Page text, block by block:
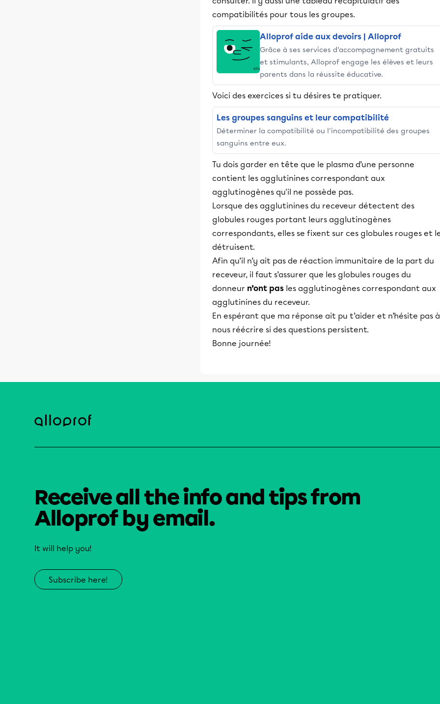
compatibilités pour tous les groupes.
Alloprof aide aux devoirs | Alloprof
Grâce à ses services d’accompagnement gratuits
et stimulants, Alloprof engage les élèves et leurs
parents dans la réussite éducative.
Voici des exercices si tu désires te pratiquer.
Les groupes sanguins et leur compatibilité
Déterminer la compatibilité ou l'incompatibilité des groupes
sanguins entre eux.
Tu dois garder en tête que le plasma d’une personne
contient les agglutinines correspondant aux
agglutinogènes qu'il ne possède pas.
Lorsque des agglutinines du receveur détectent des
globules rouges portant leurs agglutinogènes
correspondants, elles se fixent sur ces globules rouges et
détruisent.
Afin qu’il n’y ait pas de réaction immunitaire de la part du
receveur, il faut s’assurer que les globules rouges du
donneur n’ont pas les agglutinogènes correspondant aux
agglutinines du receveur.​​​​​
En espérant que ma réponse ait pu t’aider et n’hésite pas à
nous réécrire si des questions persistent.
Bonne journée!
Receive all the info and tips from
Alloprof by email.
It will help you!
Subscribe here!